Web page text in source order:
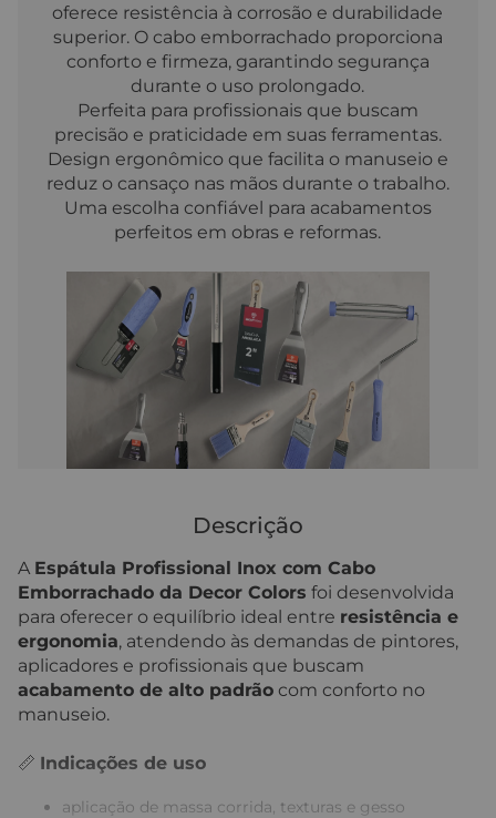
oferece resistência à corrosão e durabilidade
superior. O cabo emborrachado proporciona
conforto e firmeza, garantindo segurança
durante o uso prolongado.
Perfeita para profissionais que buscam
precisão e praticidade em suas ferramentas.
Design ergonômico que facilita o manuseio e
reduz o cansaço nas mãos durante o trabalho.
Uma escolha confiável para acabamentos
perfeitos em obras e reformas.
Descrição
A Espátula Profissional Inox com Cabo
Emborrachado da Decor Colors foi desenvolvida
para oferecer o equilíbrio ideal entre resistência e
ergonomia, atendendo às demandas de pintores,
aplicadores e profissionais que buscam
acabamento de alto padrão com conforto no
manuseio.
📏 Indicações de uso
aplicação de massa corrida, texturas e gesso